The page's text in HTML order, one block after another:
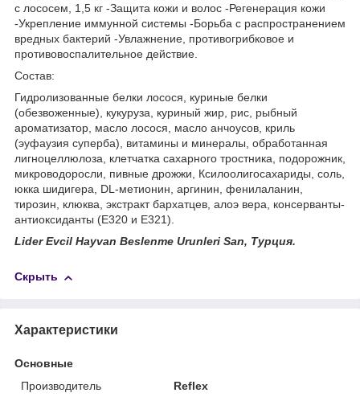
с лососем, 1,5 кг -Защита кожи и волос -Регенерация кожи
-Укрепление иммунной системы -Борьба с распространением
вредных бактерий -Увлажнение, противогрибковое и
противовоспалительное действие.
Состав:
Гидролизованные белки лосося, куриные белки
(обезвоженные), кукуруза, куриный жир, рис, рыбный
ароматизатор, масло лосося, масло анчоусов, криль
(эуфаузия суперба), витамины и минералы, обработанная
лигноцеллюлоза, клетчатка сахарного тростника, подорожник,
микроводоросли, пивные дрожжи, Ксилоолигосахариды, соль,
юкка шидигера, DL-метионин, аргинин, фенилаланин,
тирозин, клюква, экстракт бархатцев, алоэ вера, консерванты-
антиоксиданты (Е320 и Е321).
Lider Evcil Hayvan Beslenme Urunleri San, Турция.
Скрыть
Характеристики
Основные
Производитель
Reflex